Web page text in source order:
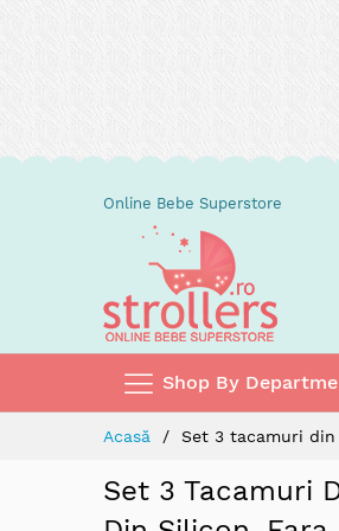
Online Bebe Superstore
Shop By
Acasă Set 3 tacamuri
Set 3 Tacamuri